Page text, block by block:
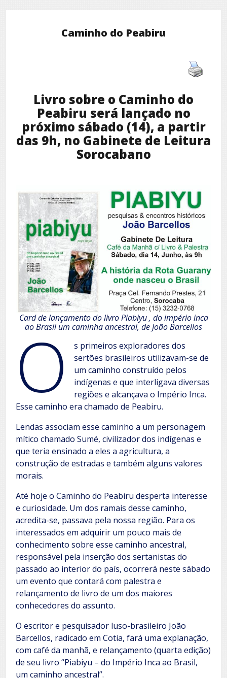
Caminho do Peabiru
Livro sobre o Caminho do
Peabiru será lançado no
próximo sábado (14), a partir
das 9h, no Gabinete de Leitura
Sorocabano
Card de lançamento do livro Piabiyu , do império inca
ao Brasil um caminha ancestral, de João Barcellos
O
s primeiros exploradores dos
sertões brasileiros utilizavam-se de
um caminho construído pelos
indígenas e que interligava diversas
regiões e alcançava o Império Inca.
Esse caminho era chamado de Peabiru.
Lendas associam esse caminho a um personagem
mítico chamado Sumé, civilizador dos indígenas e
que teria ensinado a eles a agricultura, a
construção de estradas e também alguns valores
morais.
Até hoje o Caminho do Peabiru desperta interesse
e curiosidade. Um dos ramais desse caminho,
acredita-se, passava pela nossa região. Para os
interessados em adquirir um pouco mais de
conhecimento sobre esse caminho ancestral,
responsável pela inserção dos sertanistas do
passado ao interior do país, ocorrerá neste sábado
um evento que contará com palestra e
relançamento de livro de um dos maiores
conhecedores do assunto.
O escritor e pesquisador luso-brasileiro João
Barcellos, radicado em Cotia, fará uma explanação,
com café da manhã, e relançamento (quarta edição)
de seu livro “Piabiyu – do Império Inca ao Brasil,
um caminho ancestral”.